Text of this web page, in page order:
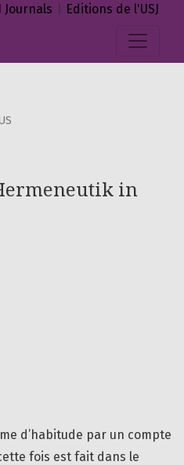
in der Translation
Journals Editions de l'USJ
in
d’habitude par un compte
fois est fait dans le